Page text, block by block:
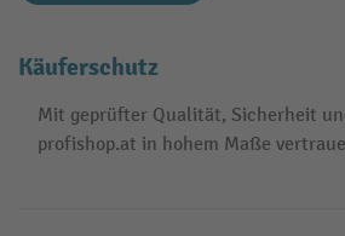
Käuferschutz
Mit geprüfter Qualität, Sicherheit
profishop.at in hohem Maße